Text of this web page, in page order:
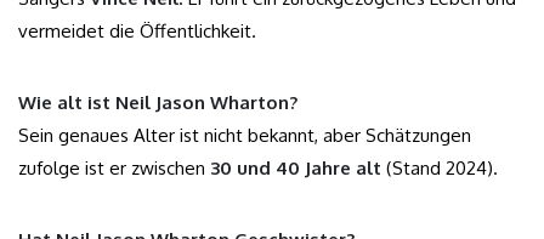
vermeidet die Öffentlichkeit.
Wie alt ist Neil Jason Wharton?
Sein genaues Alter ist nicht bekannt, aber Schätzungen
zufolge ist er zwischen 30 und 40 Jahre alt (Stand 2024).